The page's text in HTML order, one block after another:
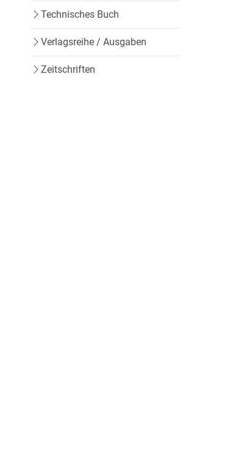
Technisches Buch
Verlagsreihe / Ausgaben
Zeitschriften